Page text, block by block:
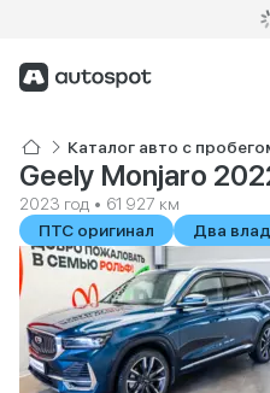
Каталог авто с
Geely Monjaro
2023 год • 61 927 км
ПТС оригинал
Два